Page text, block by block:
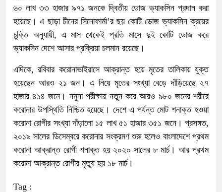
৬০ লাখ ৩৩ হাজার ৯৭১ জনকে দ্বিতীয় ডোজ ভ্যাকসিন প্রদান করা
হয়েছে। এ ছাড়া চীনের সিনোফার্মা’র ছয় কোটি ডোজ ভ্যাকসিন ক্রয়ের
চুক্তি অনুযায়ী, এ মাস থেকেই প্রতি মাসে দুই কোটি ডোজ করে
ভ্যাকসিন দেশে আসার প্রক্রিয়া চলমান রয়েছে।
এদিকে, রবিবার করোনাভাইরাসে আক্রান্ত হয়ে মৃতের তালিকায় যুক্ত
হয়েছেন আরও ২১ জন। এ নিয়ে মৃতের সংখ্যা বেড়ে দাঁড়িয়েছে ২৭
হাজার ৪১৪ জনে। নমুনা পরীক্ষায় নতুন করে আরও ৯৮০ জনের শরীরে
করোনার উপস্থিতি নিশ্চিত হয়েছে। দেশে এ পর্যন্ত মোট শনাক্ত হওয়া
করোনা রোগীর সংখ্যা দাঁড়ালো ১৫ লাখ ৫১ হাজার ৩৫১ জনে। প্রসঙ্গত,
২০১৯ সালের ডিসেম্বরে করোনার সংক্রমণ শুরু হলেও বাংলাদেশে প্রথম
করোনা আক্রান্ত রোগী শনাক্ত হয় ২০২০ সালের ৮ মার্চ। আর প্রথম
করোনা আক্রান্ত রোগীর মৃত্যু হয় ১৮ মার্চ।
Tag :